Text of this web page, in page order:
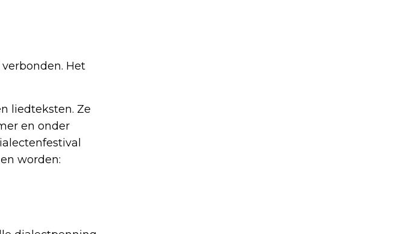
Het
liedteksten. Ze
en onder
worden: